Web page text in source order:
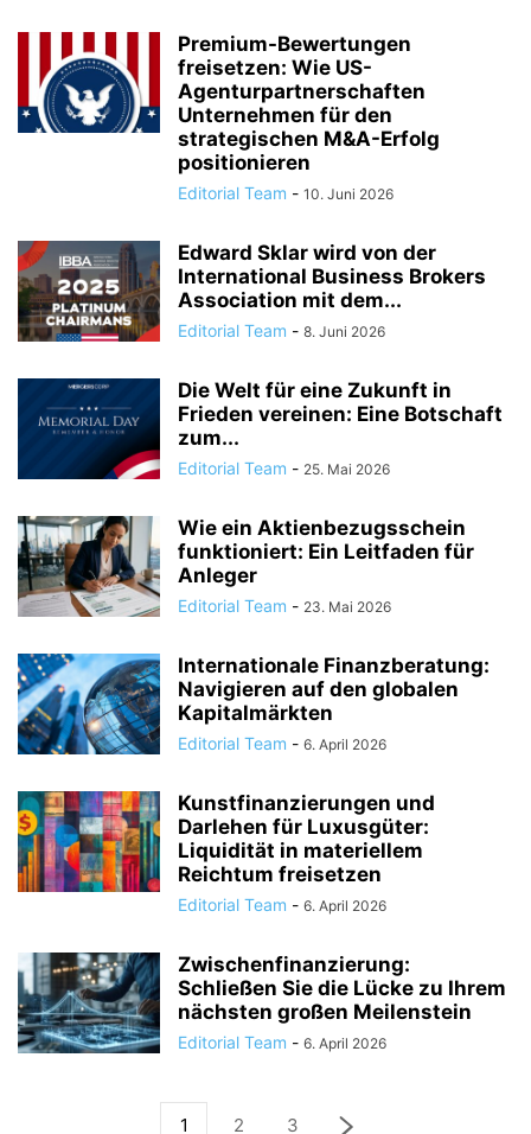
Premium-Bewertungen
freisetzen: Wie US-
Agenturpartnerschaften
Unternehmen für den
strategischen M&A-Erfolg
positionieren
Editorial Team - 10. Juni 2026
Edward Sklar wird von der
International Business Brokers
Association mit dem...
Editorial Team - 8. Juni 2026
Die Welt für eine Zukunft in
Frieden vereinen: Eine Botschaft
zum...
Editorial Team - 25. Mai 2026
Wie ein Aktienbezugsschein
funktioniert: Ein Leitfaden für
Anleger
Editorial Team - 23. Mai 2026
Internationale Finanzberatung:
Navigieren auf den globalen
Kapitalmärkten
Editorial Team - 6. April 2026
Kunstfinanzierungen und
Darlehen für Luxusgüter:
Liquidität in materiellem
Reichtum freisetzen
Editorial Team - 6. April 2026
Zwischenfinanzierung:
Schließen Sie die Lücke zu Ihrem
nächsten großen Meilenstein
Editorial Team - 6. April 2026
1 2 3